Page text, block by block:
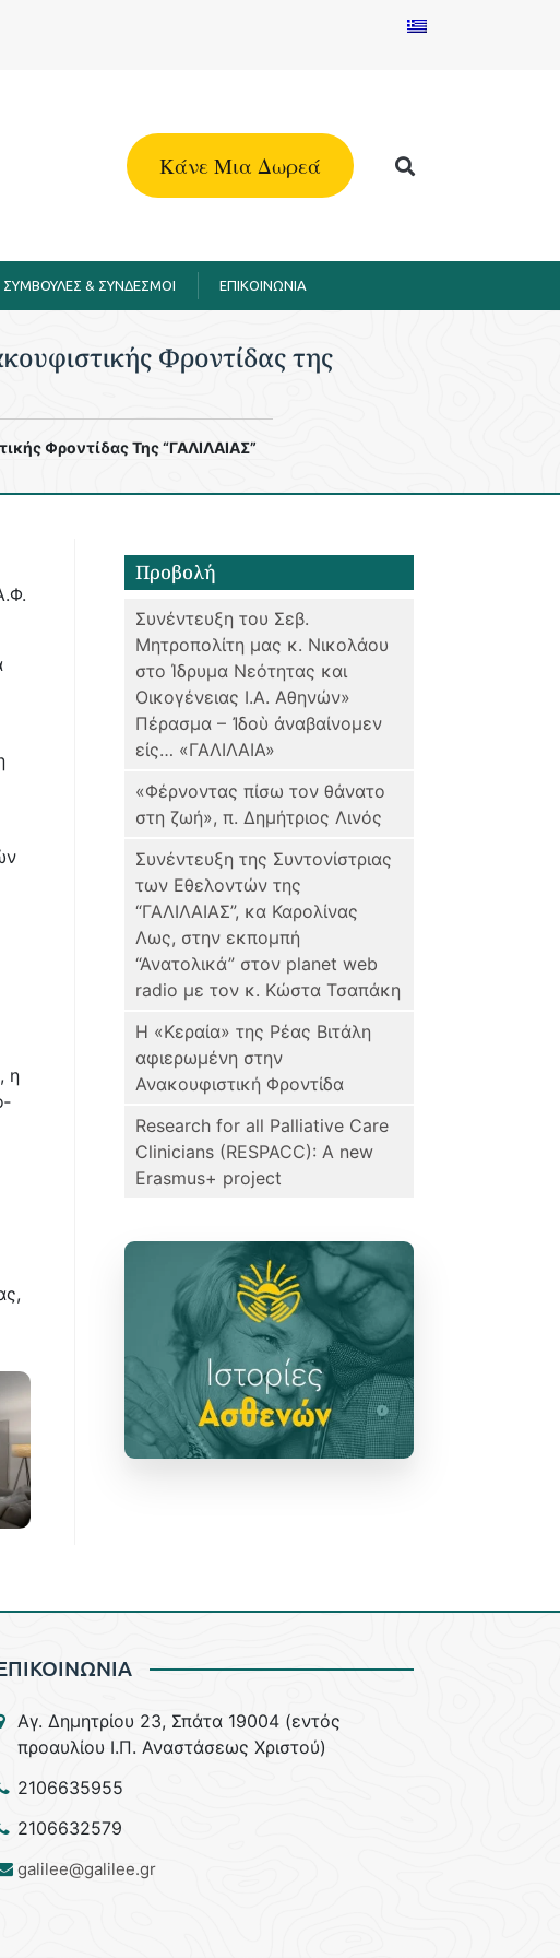
Kάνε Μια Δωρεά
ΣΥΜΒΟΥΛΕΣ & ΣΥΝΔΕΣΜΟΙ EΠΙΚΟΙΝΩΝΙΑ
Φροντίδας της
Φροντίδας Της “ΓΑΛΙΛΑΙΑΣ”
η
Προβολή
Συνέντευξη του Σεβ.
Μητροπολίτη μας κ. Νικολάου
στο Ίδρυμα Νεότητας και
Οικογένειας Ι.Α. Αθηνών»
Πέρασμα – Ἰδοὺ ἀναβαίνομεν
εἰς… «ΓΑΛΙΛΑΙΑ»
«Φέρνοντας πίσω τον θάνατο
στη ζωή», π. Δημήτριος Λινός
Συνέντευξη της Συντονίστριας
των Εθελοντών της
“ΓΑΛΙΛΑΙΑΣ”, κα Καρολίνας
Λως, στην εκπομπή
“Ανατολικά” στον planet web
radio με τον κ. Κώστα Τσαπάκη
H «Κεραία» της Ρέας Βιτάλη
αφιερωμένη στην
Ανακουφιστική Φροντίδα
Research for all Palliative Care
Clinicians (RESPACC): A new
Erasmus+ project
Aγ. Δημητρίου 23, Σπάτα 19004 (εντός
προαυλίου Ι.Π. Αναστάσεως Χριστού)
2106635955
2106632579
galilee@galilee.gr